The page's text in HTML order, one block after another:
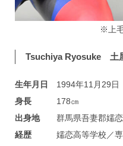
※上
Tsuchiya Ryosuke 土
生年月日
1994年11月29日
身長 178㎝
出身地群馬県吾妻郡嬬恋
経歴 嬬恋高等学校／専